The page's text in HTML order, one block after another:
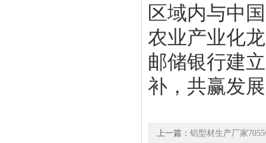
区域内与中
农业产业化
邮储银行建
补，共赢发
上一篇： 铝型材生产厂家